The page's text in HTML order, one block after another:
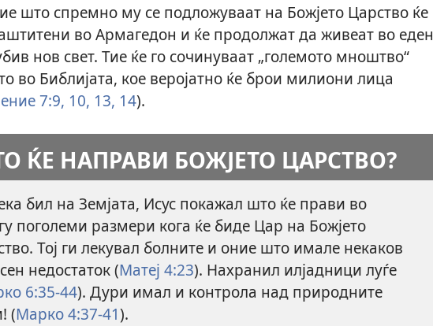
што спремно му се подложуваат на Божјето Царство ќе
во Армагедон и ќе продолжат да живеат во еден
нов свет. Тие ќе го сочинуваат „големото мноштво“
во Библијата, кое веројатно ќе брои милиони лица
7:9, 10, 13, 14).
ЌЕ НАПРАВИ БОЖЈЕТО ЦАРСТВО?
бил на Земјата, Исус покажал што ќе прави во
поголеми размери кога ќе биде Цар на Божјето
Тој ги лекувал болните и оние што имале некаков
недостаток (Матеј 4:23). Нахранил илјадници луѓе
6:35-44). Дури имал и контрола над природните
(Марко 4:37-41).